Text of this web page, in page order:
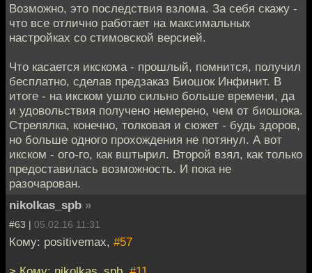
Возможно, это последствия взлома. За себя скажу -
что все отлично работает на максимальных
настройках со стимовской версией.
Что касается икскома - прошлый, помнится, получил
бесплатно, сделав предзаказ Биошок Инфинит. В
итоге - на икском ушло сильно больше времени, да
и удовольствия получено немерено, чем от биошока.
Стрелялка, конечно, толковая и сюжет - будь здоров,
но больше одного прохождения не потянул. А вот
икском - ого-го, как вштырил. Второй взял, как только
предоставилась возможность. И пока не
разочарован.
nikolkas_spb »
#63 | 05.02.16 11:31
Кому: positivemax, #57